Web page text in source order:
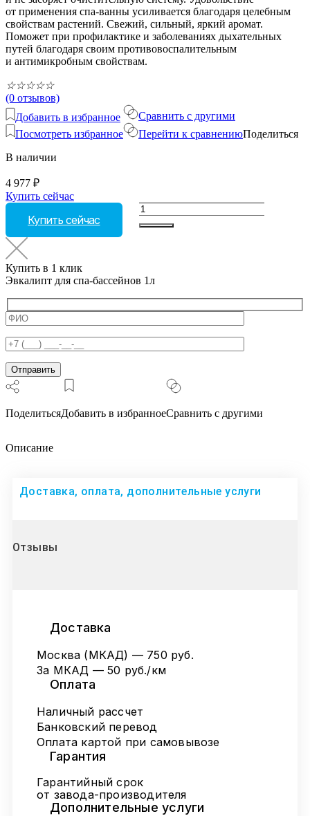
от применения спа-ванны усиливается благодаря целебным
свойствам растений. Свежий, сильный, яркий аромат.
Поможет при профилактике и заболеваниях дыхательных
путей благодаря своим противовоспалительным
и антимикробным свойствам.
☆☆☆☆☆
(0 отзывов)
Добавить в избранное
Посмотреть избранное
Сравнить с другими
Перейти к сравнениюПоделиться
В наличии
4 977 ₽
Купить сейчас
Купить сейчас
Количество
1л
Купить в 1 клик
Эвкалипт для спа-бассейнов 1л
ПоделитьсяДобавить в избранноеСравнить с другими
Описание
Доставка, оплата, дополнительные услуги
Отзывы
Доставка
Москва (МКАД) — 750 руб.
За МКАД — 50 руб./км
Оплата
Наличный рассчет
Банковский перевод
Оплата картой при самовывозе
Гарантия
Гарантийный срок
от завода-производителя
Дополнительные услуги